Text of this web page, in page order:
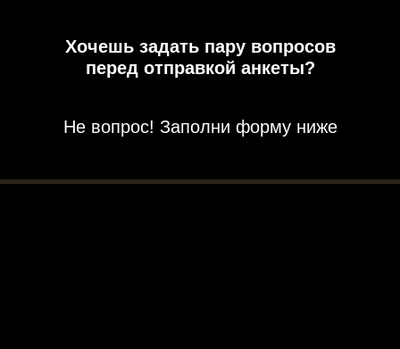
Хочешь задать пару вопросов
перед отправкой анкеты?
Не вопрос! Заполни форму ниже